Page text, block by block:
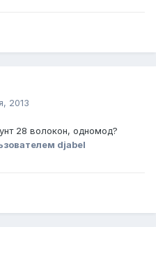
2013
28 волокон, одномод?
djabel